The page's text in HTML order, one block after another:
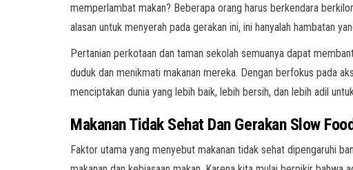
memperlambat makan? Beberapa orang harus berkendara
alasan untuk menyerah pada gerakan ini, ini hanyalah hambatan
Pertanian perkotaan dan taman sekolah semuanya dapat
duduk dan menikmati makanan mereka. Dengan berfokus pada
menciptakan dunia yang lebih baik, lebih bersih, dan lebih adil
Makanan Tidak Sehat Dan Gerakan Slow
Faktor utama yang menyebut makanan tidak sehat dipengaruhi